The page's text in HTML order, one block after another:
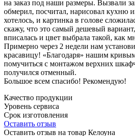
на заказ под наши размеры. Вызвали
обмерил, посчитал, нарисовал кухню
хотелось, и картинка в голове
скажу, что это самый дешевый
вписалась и цвет выбрала такой, как
Примерно через 2 недели нам
красавицу! «Благодаря» нашим
помучиться с монтажом верхних
получился отменный.
Большое всем спасибо! Рекомендую!
Качество продукции
Уровень сервиса
Срок изготовления
Оставить отзыв
Оставить отзыв на товар Келоуна